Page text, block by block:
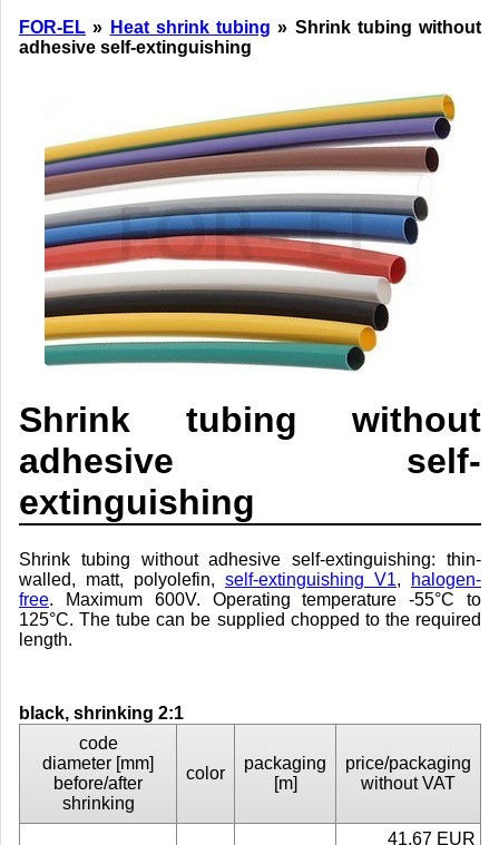
FOR-EL » Heat shrink tubing » Shrink tubing without
adhesive self-extinguishing
Shrink tubing without
adhesive self-
extinguishing
Shrink tubing without adhesive self-extinguishing: thin-
walled, matt, polyolefin, self-extinguishing V1,
halogen-
free. Maximum 600V. Operating temperature -55°C to
125°C. The tube can be supplied chopped to the required
length.
black, shrinking 2:1
code
diameter [mm]
before/after
shrinking
color
packaging
[m]
price/packaging
without VAT
41,67 EUR